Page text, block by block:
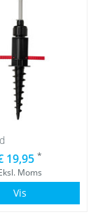
19,95 *
Moms
Vis